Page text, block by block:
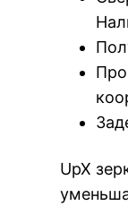
UpX